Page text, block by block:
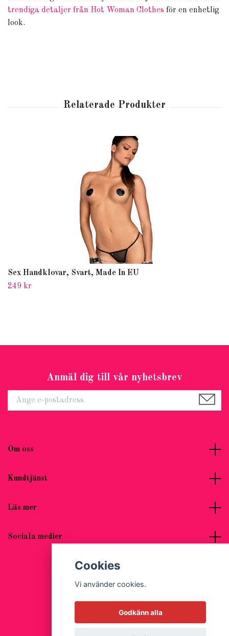
trendiga detaljer från Hot Woman Clothes för en enhetlig
look.
Sex Handklovar, Svart, Made In EU
249 kr
Anmäl dig till vår nyhetsbrev
Om oss
Kundtjänst
Läs mer
Sociala medier
© 2026 Hot Woman Clothes
Cookies
Vi använder cookies.
Godkänn alla